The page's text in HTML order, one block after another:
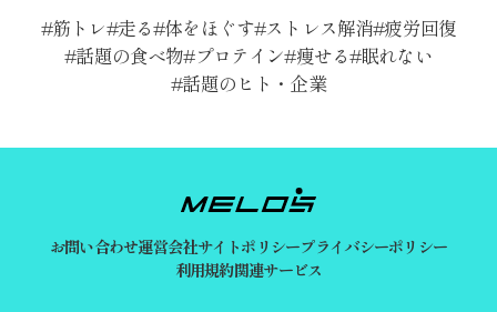
筋トレ 走る 体をほぐす ストレス解消 疲労回復
話題の食べ物 プロテイン 痩せる 眠れない
話題のヒト・企業
お問い合わせ運営会社サイトポリシープライバシーポリシー
利用規約関連サービス